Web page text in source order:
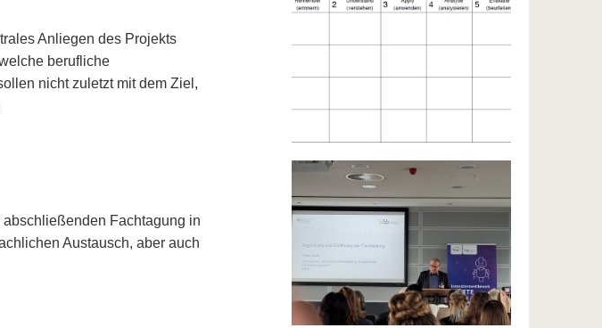
Anliegen des Projekts
berufliche
nicht zuletzt mit dem Ziel,
Fachtagung in
Austausch, aber auch